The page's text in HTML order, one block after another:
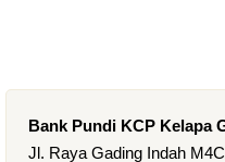
Bank Pundi KCP Kelapa
Jl. Raya Gading Indah